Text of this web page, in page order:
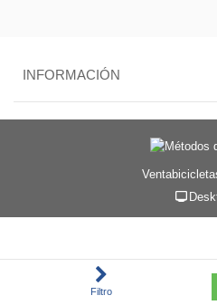
INFORMACIÓN
Filtro